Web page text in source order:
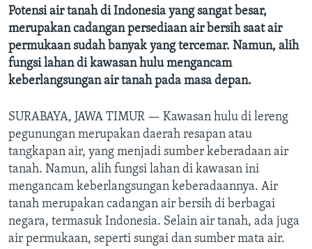
Potensi air tanah di Indonesia yang sangat besar,
merupakan cadangan persediaan air bersih saat air
permukaan sudah banyak yang tercemar. Namun, alih
fungsi lahan di kawasan hulu mengancam
keberlangsungan air tanah pada masa depan.
SURABAYA, JAWA TIMUR — Kawasan hulu di lereng
pegunungan merupakan daerah resapan atau
tangkapan air, yang menjadi sumber keberadaan air
tanah. Namun, alih fungsi lahan di kawasan ini
mengancam keberlangsungan keberadaannya. Air
tanah merupakan cadangan air bersih di berbagai
negara, termasuk Indonesia. Selain air tanah, ada juga
air permukaan, seperti sungai dan sumber mata air.